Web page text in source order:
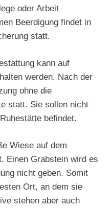
oder Arbeit
Beerdigung findet in
statt.
kann auf
werden. Nach der
ohne die
statt. Sie sollen nicht
befindet.
Wiese auf dem
Einen Grabstein wird es
nicht geben. Somit
Ort, an dem sie
stehen aber auch